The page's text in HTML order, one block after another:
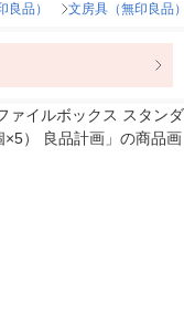
良品） 文房具（無印良品